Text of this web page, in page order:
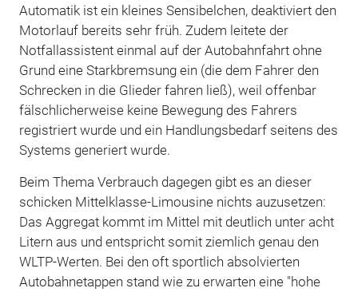
Automatik ist ein kleines Sensibelchen, deaktiviert den
Motorlauf bereits sehr früh. Zudem leitete der
Notfallassistent einmal auf der Autobahnfahrt ohne
Grund eine Starkbremsung ein (die dem Fahrer den
Schrecken in die Glieder fahren ließ), weil offenbar
fälschlicherweise keine Bewegung des Fahrers
registriert wurde und ein Handlungsbedarf seitens des
Systems generiert wurde.
Beim Thema Verbrauch dagegen gibt es an dieser
schicken Mittelklasse-Limousine nichts auzusetzen:
Das Aggregat kommt im Mittel mit deutlich unter acht
Litern aus und entspricht somit ziemlich genau den
WLTP-Werten. Bei den oft sportlich absolvierten
Autobahnetappen stand wie zu erwarten eine "hohe